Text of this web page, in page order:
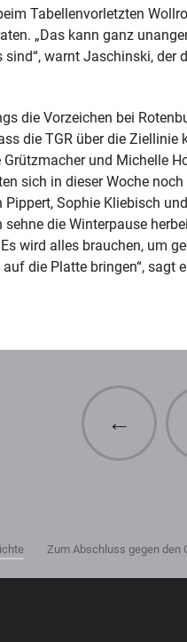
Tabellenvorletzten
„Das kann ganz
warnt Jaschinski,
die Vorzeichen bei
die TGR über die Ziellinie
und Michelle
sich in dieser Woche
Pippert, Sophie Kliebisch
sehne die Winterpause
wird alles brauchen, um
die Platte bringen“, sagt
←
Zum Abschluss gegen den